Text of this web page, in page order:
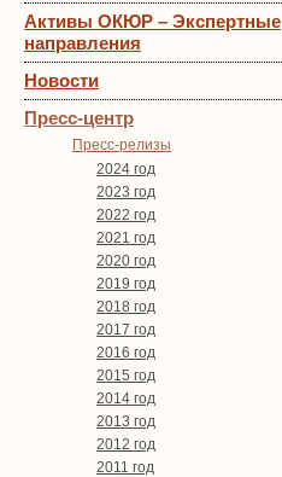
Активы ОКЮР – Экспертные
направления
Новости
Пресс-центр
Пресс-релизы
2024 год
2023 год
2022 год
2021 год
2020 год
2019 год
2018 год
2017 год
2016 год
2015 год
2014 год
2013 год
2012 год
2011 год